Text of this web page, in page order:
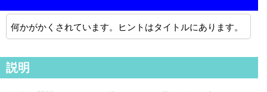
何かがかくされています。ヒントはタイトルにあります。
説明